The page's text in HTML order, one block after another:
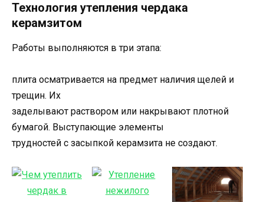
Технология утепления чердака
керамзитом
Работы выполняются в три этапа:
плита осматривается на предмет наличия щелей и
трещин. Их
заделывают раствором или накрывают плотной
бумагой. Выступающие элементы
трудностей с засыпкой керамзита не создают.